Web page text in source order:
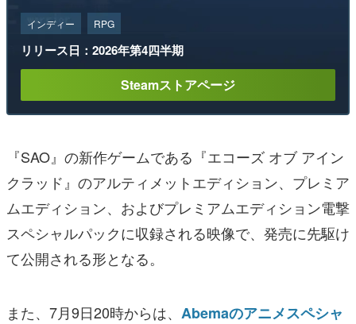
インディー RPG
リリース日：2026年第4四半期
Steamストアページ
『SAO』の新作ゲームである『エコーズ オブ アイン
クラッド』のアルティメットエディション、プレミア
ムエディション、およびプレミアムエディション電撃
スペシャルパックに収録される映像で、発売に先駆け
て公開される形となる。
また、7月9日20時からは、 Abemaのアニメスペシャ